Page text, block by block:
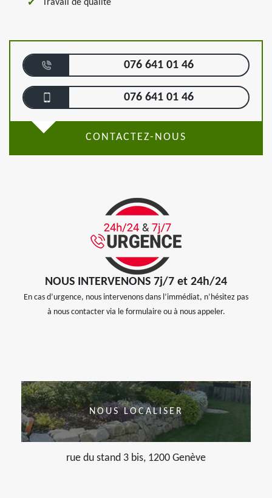
Travail de qualité
076 641 01 46
076 641 01 46
CONTACTEZ-NOUS
NOUS INTERVENONS 7j/7 et 24h/24
En cas d’urgence, nous intervenons dans l’immédiat, n’hésitez pas
à nous contacter via le formulaire ou à nous appeler.
NOUS LOCALISER
rue du stand 3 bis, 1200 Genève